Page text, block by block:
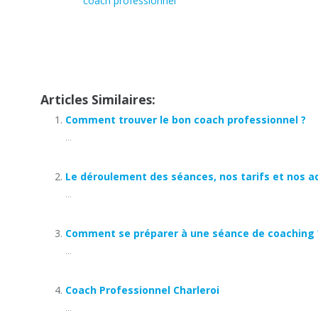
Articles Similaires:
Comment trouver le bon coach professionnel ?
...
Le déroulement des séances, nos tarifs et nos
...
Comment se préparer à une séance de coaching
...
Coach Professionnel Charleroi
...